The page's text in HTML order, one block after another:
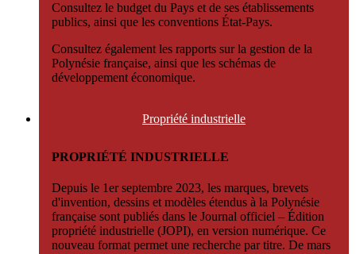
Consultez le budget du Pays et de ses établissements
publics, ainsi que les conventions État-Pays.
Consultez également les rapports sur la gestion de la
Polynésie française, ainsi que les schémas de
développement économique.
Propriété industrielle
PROPRIÉTÉ INDUSTRIELLE
Depuis le 1er septembre 2023, les marques, brevets
d'invention, dessins et modèles étendus à la Polynésie
française sont publiés dans le Journal officiel – Édition
propriété industrielle (JOPI), en version numérique. Ce
nouveau format permet une recherche par titre. De mars